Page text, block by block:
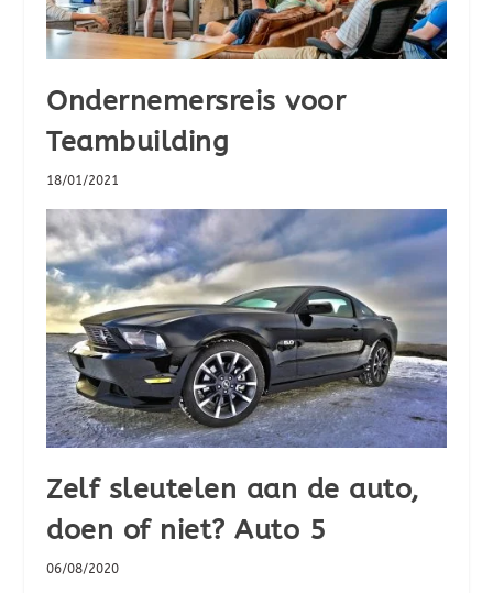
Ondernemersreis voor
Teambuilding
18/01/2021
Zelf sleutelen aan de auto,
doen of niet? Auto 5
06/08/2020